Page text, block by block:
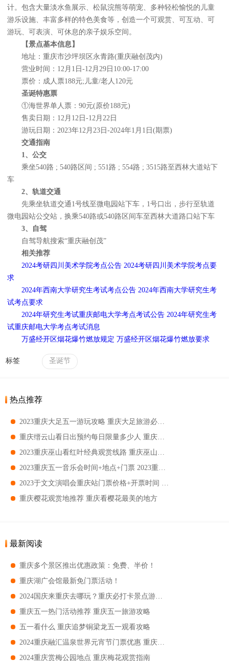
计。包含大量淡水鱼展示、松鼠浣熊等萌宠、多种轻松愉悦的儿童
游乐设施、丰富多样的特色美食等，创造一个可观赏、可互动、可
游玩、可表演、可休息的亲子娱乐空间。
【景点基本信息】
地址：重庆市沙坪坝区永青路(重庆融创茂内)
营业时间：12月1日-12月29日10:00-17:00
票价：成人票188元;儿童/老人120元
圣诞特惠票
①海世界单人票：90元(原价188元)
售卖日期：12月12日-12月22日
游玩日期：2023年12月23日-2024年1月1日(期票)
交通指南
1、公交
乘坐540路 ; 540路区间 ; 551路 ; 554路 ; 3515路至西林大道站下
车
2、轨道交通
先乘坐轨道交通1号线至微电园站下车，1号口出，步行至轨道
微电园站公交站，换乘540路或540路区间车至西林大道路口站下车
3、自驾
自驾导航搜索“重庆融创茂”
相关推荐
2024考研四川美术学院考点公告 2024考研四川美术学院考点要
求
2024年西南大学研究生考试考点公告 2024年西南大学研究生考
试考点要求
2024年研究生考试重庆邮电大学考点考试公告 2024年研究生考
试重庆邮电大学考点考试消息
万盛经开区烟花爆竹燃放规定 万盛经开区烟花爆竹燃放要求
标签 圣诞节
热点推荐
重庆樱花观赏地推荐 重庆看樱花最美的地方
最新阅读
重庆多个景区推出优惠政策：免费、半价！
重庆湖广会馆最新免门票活动！
重庆五一热门活动推荐 重庆五一旅游攻略
五一看什么 重庆追梦铜梁龙五一观看攻略
2024重庆赏梅公园地点 重庆梅花观赏指南